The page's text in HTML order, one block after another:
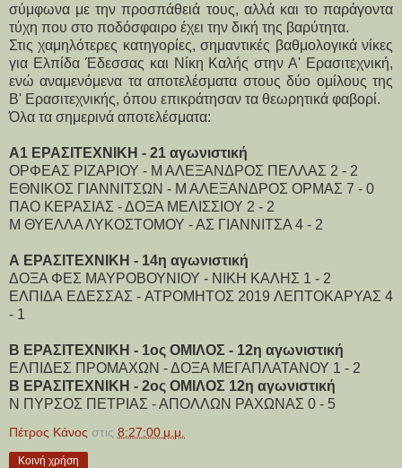
σύμφωνα με την προσπάθειά τους, αλλά και το παράγοντα
τύχη που στο ποδόσφαιρο έχει την δική της βαρύτητα.
Στις χαμηλότερες κατηγορίες, σημαντικές βαθμολογικά νίκες
για Ελπίδα Έδεσσας και Νίκη Καλής στην Α' Ερασιτεχνική,
ενώ αναμενόμενα τα αποτελέσματα στους δύο ομίλους της
Β' Ερασιτεχνικής, όπου επικράτησαν τα θεωρητικά φαβορί.
Όλα τα σημερινά αποτελέσματα:
Α1 ΕΡΑΣΙΤΕΧΝΙΚΗ - 21 αγωνιστική
ΟΡΦΕΑΣ ΡΙΖΑΡΙΟΥ - Μ ΑΛΕΞΑΝΔΡΟΣ ΠΕΛΛΑΣ 2 - 2
ΕΘΝΙΚΟΣ ΓΙΑΝΝΙΤΣΩΝ - Μ ΑΛΕΞΑΝΔΡΟΣ ΟΡΜΑΣ 7 - 0
ΠΑΟ ΚΕΡΑΣΙΑΣ - ΔΟΞΑ ΜΕΛΙΣΣΙΟΥ 2 - 2
Μ ΘΥΕΛΛΑ ΛΥΚΟΣΤΟΜΟΥ - ΑΣ ΓΙΑΝΝΙΤΣΑ 4 - 2
Α ΕΡΑΣΙΤΕΧΝΙΚΗ - 14η αγωνιστική
ΔΟΞΑ ΦΕΣ ΜΑΥΡΟΒΟΥΝΙΟΥ - ΝΙΚΗ ΚΑΛΗΣ 1 - 2
ΕΛΠΙΔΑ ΕΔΕΣΣΑΣ - ΑΤΡΟΜΗΤΟΣ 2019 ΛΕΠΤΟΚΑΡΥΑΣ 4
- 1
Β ΕΡΑΣΙΤΕΧΝΙΚΗ - 1ος ΟΜΙΛΟΣ - 12η αγωνιστική
ΕΛΠΙΔΕΣ ΠΡΟΜΑΧΩΝ - ΔΟΞΑ ΜΕΓΑΠΛΑΤΑΝΟΥ 1 - 2
Β ΕΡΑΣΙΤΕΧΝΙΚΗ - 2ος ΟΜΙΛΟΣ 12η αγωνιστική
Ν ΠΥΡΣΟΣ ΠΕΤΡΙΑΣ - ΑΠΟΛΛΩΝ ΡΑΧΩΝΑΣ 0 - 5
Πέτρος Κάνος στις 8:27:00 μ.μ.
Κοινή χρήση